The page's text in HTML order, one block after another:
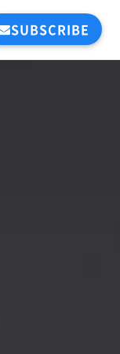
SUBSCRIBE